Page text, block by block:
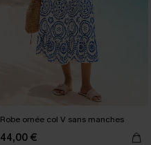
Robe ornée col V sans manches
44,00 €